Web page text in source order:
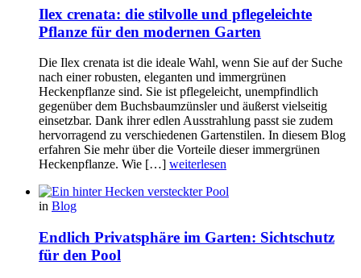
Ilex crenata: die stilvolle und pflegeleichte
Pflanze für den modernen Garten
Die Ilex crenata ist die ideale Wahl, wenn Sie auf der Suche
nach einer robusten, eleganten und immergrünen
Heckenpflanze sind. Sie ist pflegeleicht, unempfindlich
gegenüber dem Buchsbaumzünsler und äußerst vielseitig
einsetzbar. Dank ihrer edlen Ausstrahlung passt sie zudem
hervorragend zu verschiedenen Gartenstilen. In diesem Blog
erfahren Sie mehr über die Vorteile dieser immergrünen
Heckenpflanze. Wie […] weiterlesen
in Blog
Endlich Privatsphäre im Garten: Sichtschutz
für den Pool